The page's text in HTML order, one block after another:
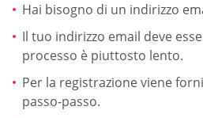
Hai bisogno di un indirizzo
Il tuo indirizzo email deve
processo è piuttosto lento.
Per la registrazione viene
passo-passo.